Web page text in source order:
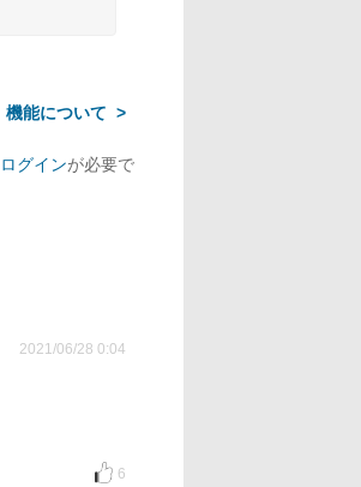
機能について
ログインが必要で
2021/06/28 0:04
6